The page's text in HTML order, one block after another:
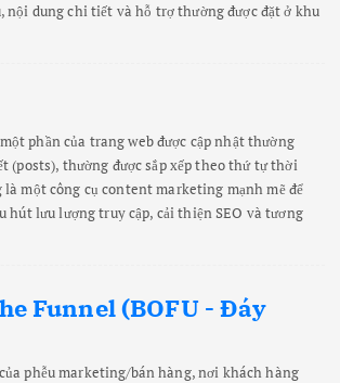
nội dung chi tiết và hỗ trợ thường được đặt ở khu
phần của trang web được cập nhật thường
(posts), thường được sắp xếp theo thứ tự thời
là một công cụ content marketing mạnh mẽ để
hút lưu lượng truy cập, cải thiện SEO và tương
Funnel (BOFU - Đáy
phễu marketing/bán hàng, nơi khách hàng